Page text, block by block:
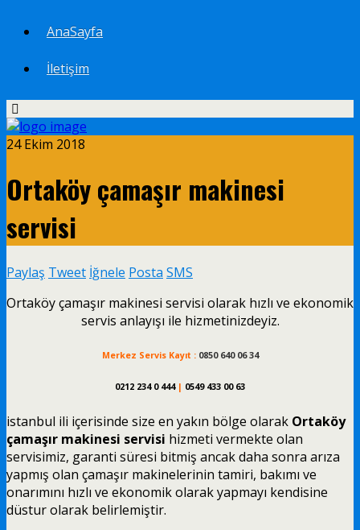
AnaSayfa
İletişim
24 Ekim 2018
Ortaköy çamaşır makinesi
servisi
Paylaş Tweet İğnele Posta SMS
Ortaköy çamaşır makinesi servisi olarak hızlı ve ekonomik
servis anlayışı ile hizmetinizdeyiz.
Merkez Servis Kayıt : 0850 640 06 34
0212 234 0 444 | 0549 433 00 63
istanbul ili içerisinde size en yakın bölge olarak Ortaköy
çamaşır makinesi servisi hizmeti vermekte olan
servisimiz, garanti süresi bitmiş ancak daha sonra arıza
yapmış olan çamaşır makinelerinin tamiri, bakımı ve
onarımını hızlı ve ekonomik olarak yapmayı kendisine
düstur olarak belirlemiştir.